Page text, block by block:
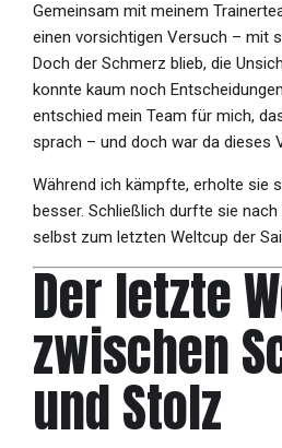
Gemeinsam mit meinem
einen vorsichtigen Versuch – mit
Doch der Schmerz blieb, die
konnte kaum noch
entschied mein Team für mich,
sprach – und doch war da dieses
Während ich kämpfte, erholte sie
besser. Schließlich durfte sie
selbst zum letzten Weltcup der
Der letzte
zwischen
und Stolz